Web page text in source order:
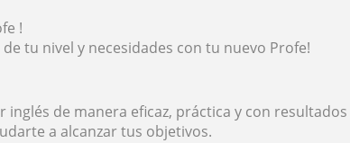
!
tu nivel y necesidades con tu nuevo Profe!
inglés de manera eficaz, práctica y con
a alcanzar tus objetivos.